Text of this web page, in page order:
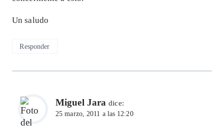
Un saludo
Responder
Miguel Jara dice:
25 marzo, 2011 a las 12:20